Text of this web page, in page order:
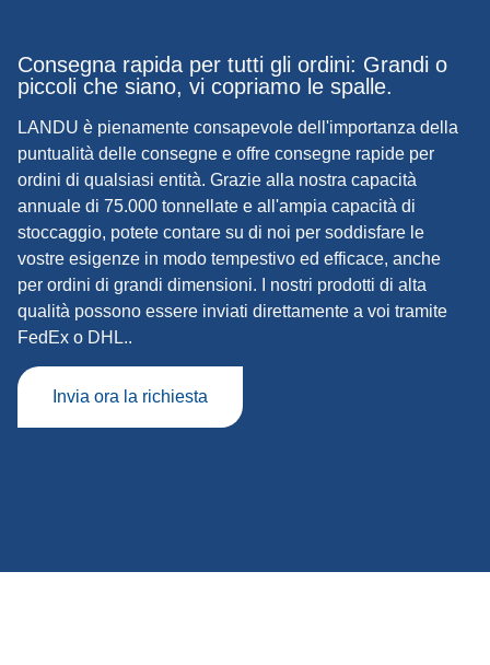
Consegna rapida per tutti gli ordini: Grandi o
piccoli che siano, vi copriamo le spalle.
LANDU è pienamente consapevole dell'importanza della
puntualità delle consegne e offre consegne rapide per
ordini di qualsiasi entità. Grazie alla nostra capacità
annuale di 75.000 tonnellate e all'ampia capacità di
stoccaggio, potete contare su di noi per soddisfare le
vostre esigenze in modo tempestivo ed efficace, anche
per ordini di grandi dimensioni. I nostri prodotti di alta
qualità possono essere inviati direttamente a voi tramite
FedEx o DHL..
Invia ora la richiesta